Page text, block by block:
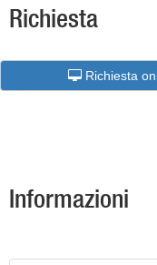
Richiesta
Richiesta
Informazioni